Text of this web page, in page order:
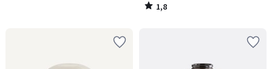
1,8
/